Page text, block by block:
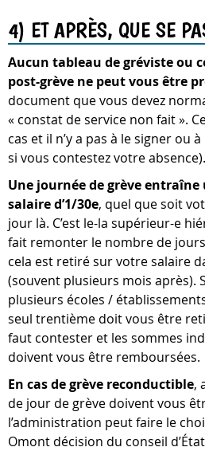
4) ET APRÈS, QUE SE
Aucun tableau de gréviste ou
post-grève ne peut vous être
document que vous devez
« constat de service non fait ».
cas et il n’y a pas à le signer ou
si vous contestez votre absence).
Une journée de grève
salaire d’1/30e, quel que soit
jour là. C’est le-la supérieur-e
fait remonter le nombre de
cela est retiré sur votre salaire
(souvent plusieurs mois après).
plusieurs écoles /
seul trentième doit vous être
faut contester et les sommes
doivent vous être remboursées.
En cas de grève reconductible,
de jour de grève doivent vous
l’administration peut faire le
Omont décision du conseil